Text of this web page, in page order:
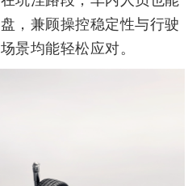
，兼顾操控稳定性与行驶
景均能轻松应对。